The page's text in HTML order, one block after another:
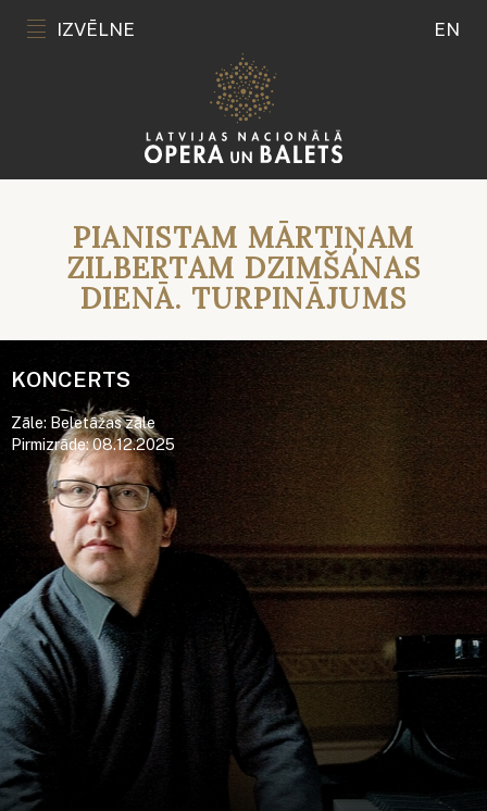
IZVĒLNE EN
PIANISTAM MĀRTIŅAM
ZILBERTAM DZIMŠANAS
DIENĀ. TURPINĀJUMS
KONCERTS
Zāle: Beletāžas zāle
Pirmizrāde: 08.12.2025